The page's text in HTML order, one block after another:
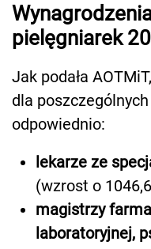
pielęgniarek
Jak podała
dla
odpowiednio:
lekarze ze
(wzrost o
magistrzy
laboratoryjnej,